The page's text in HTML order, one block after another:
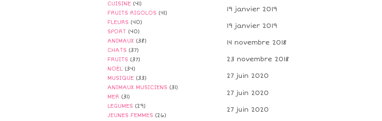
CUISINE (41)
FRUITS RIGOLOS (41)
FLEURS (40)
SPORT (40)
ANIMAUX (38)
CHATS (37)
FRUITS (37)
NOËL (34)
MUSIQUE (33)
ANIMAUX MUSICIENS (31)
MER (31)
LEGUMES (29)
JEUNES FEMMES (26)
19 janvier 2019
19 janvier 2019
14 novembre 2018
23 novembre 2018
27 juin 2020
27 juin 2020
27 juin 2020